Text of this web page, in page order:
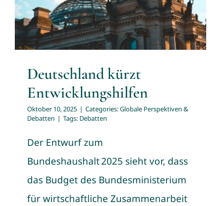
Globale Perspektiven & Debatten
Deutschland kürzt
Entwicklungshilfen
Oktober 10, 2025 | Categories:Globale Perspektiven &
Debatten | Tags: Debatten
Der Entwurf zum
Bundeshaushalt 2025 sieht vor, dass
das Budget des Bundesministerium
für wirtschaftliche Zusammenarbeit